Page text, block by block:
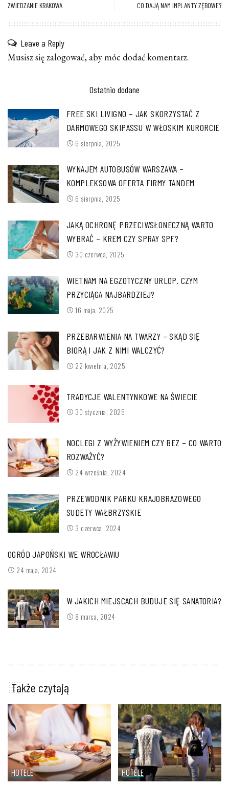
ZWIEDZANIE KRAKOWA CO DAJĄ NAM IMPLANTY ZĘBOWE?
Leave a Reply
Musisz sięzalogować, aby móc dodać komentarz.
Ostatnio dodane
FREE SKI LIVIGNO – JAK SKORZYSTAĆ Z
DARMOWEGO SKIPASSU W WŁOSKIM KURORCIE
6 sierpnia, 2025
WYNAJEM AUTOBUSÓW WARSZAWA –
KOMPLEKSOWA OFERTA FIRMY TANDEM
6 sierpnia, 2025
JAKĄ OCHRONĘ PRZECIWSŁONECZNĄ WARTO
WYBRAĆ – KREM CZY SPRAY SPF?
30 czerwca, 2025
WIETNAM NA EGZOTYCZNY URLOP. CZYM
PRZYCIĄGA NAJBARDZIEJ?
16 maja, 2025
PRZEBARWIENIA NA TWARZY – SKĄD SIĘ
BIORĄ I JAK Z NIMI WALCZYĆ?
22 kwietnia, 2025
TRADYCJE WALENTYNKOWE NA ŚWIECIE
30 stycznia, 2025
NOCLEGI Z WYŻYWIENIEM CZY BEZ – CO WARTO
ROZWAŻYĆ?
24 września, 2024
PRZEWODNIK PARKU KRAJOBRAZOWEGO
SUDETY WAŁBRZYSKIE
3 czerwca, 2024
OGRÓD JAPOŃSKI WE WROCŁAWIU
24 maja, 2024
W JAKICH MIEJSCACH BUDUJE SIĘ SANATORIA?
8 marca, 2024
Także czytają
HOTELE
HOTELE